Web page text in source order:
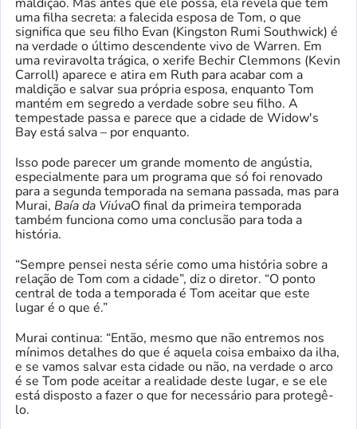
uma filha secreta: a falecida esposa de Tom, o que
significa que seu filho Evan (Kingston Rumi Southwick) é
na verdade o último descendente vivo de Warren. Em
uma reviravolta trágica, o xerife Bechir Clemmons (Kevin
Carroll) aparece e atira em Ruth para acabar com a
maldição e salvar sua própria esposa, enquanto Tom
mantém em segredo a verdade sobre seu filho. A
tempestade passa e parece que a cidade de Widow's
Bay está salva – por enquanto.
Isso pode parecer um grande momento de angústia,
especialmente para um programa que só foi renovado
para a segunda temporada na semana passada, mas para
Murai, Baía da ViúvaO final da primeira temporada
também funciona como uma conclusão para toda a
história.
“Sempre pensei nesta série como uma história sobre a
relação de Tom com a cidade”, diz o diretor. “O ponto
central de toda a temporada é Tom aceitar que este
lugar é o que é.”
Murai continua: “Então, mesmo que não entremos nos
mínimos detalhes do que é aquela coisa embaixo da ilha,
e se vamos salvar esta cidade ou não, na verdade o arco
é se Tom pode aceitar a realidade deste lugar, e se ele
está disposto a fazer o que for necessário para protegê-
lo.